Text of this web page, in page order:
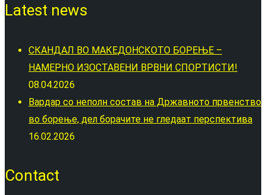
Latest news
СКАНДАЛ ВО МАКЕДОНСКОТО БОРЕЊЕ –
НАМЕРНО ИЗОСТАВЕНИ ВРВНИ СПОРТИСТИ!
08.04.2026
Вардар со неполн состав на Државното првенство
во борење, дел борачите не гледаат перспектива
16.02.2026
Contact